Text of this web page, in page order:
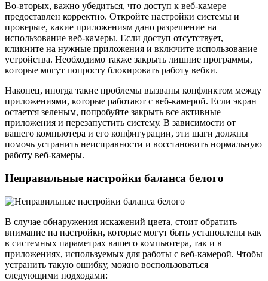
Во-вторых, важно убедиться, что доступ к веб-камере
предоставлен корректно. Откройте настройки системы и
проверьте, какие приложениям дано разрешение на
использование веб-камеры. Если доступ отсутствует,
кликните на нужные приложения и включите использование
устройства. Необходимо также закрыть лишние программы,
которые могут попросту блокировать работу вебки.
Наконец, иногда такие проблемы вызваны конфликтом между
приложениями, которые работают с веб-камерой. Если экран
остается зеленым, попробуйте закрыть все активные
приложения и перезапустить систему. В зависимости от
вашего компьютера и его конфигурации, эти шаги должны
помочь устранить неисправности и восстановить нормальную
работу веб-камеры.
Неправильные настройки баланса белого
В случае обнаружения искажений цвета, стоит обратить
внимание на настройки, которые могут быть установлены как
в системных параметрах вашего компьютера, так и в
приложениях, используемых для работы с веб-камерой. Чтобы
устранить такую ошибку, можно воспользоваться
следующими подходами: